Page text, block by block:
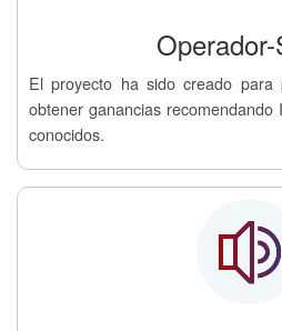
El proyecto ha sido creado para
obtener ganancias
conocidos.